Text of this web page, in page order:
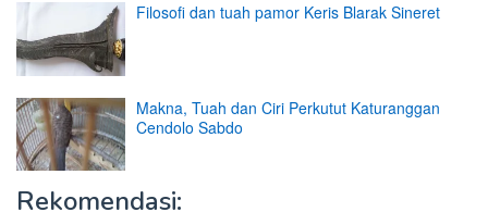
Filosofi dan tuah pamor Keris Blarak Sineret
Makna, Tuah dan Ciri Perkutut Katuranggan
Cendolo Sabdo
Rekomendasi: